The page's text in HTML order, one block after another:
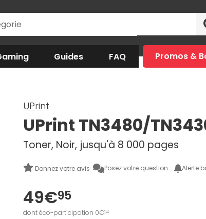
Guides FAQ Promos &
UPrint
UPrint TN3480/
Toner, Noir, jusqu'à 8 000 pages
Donnez votre avis Posez votre question Alerte
49€95
dont éco-participation 0€24